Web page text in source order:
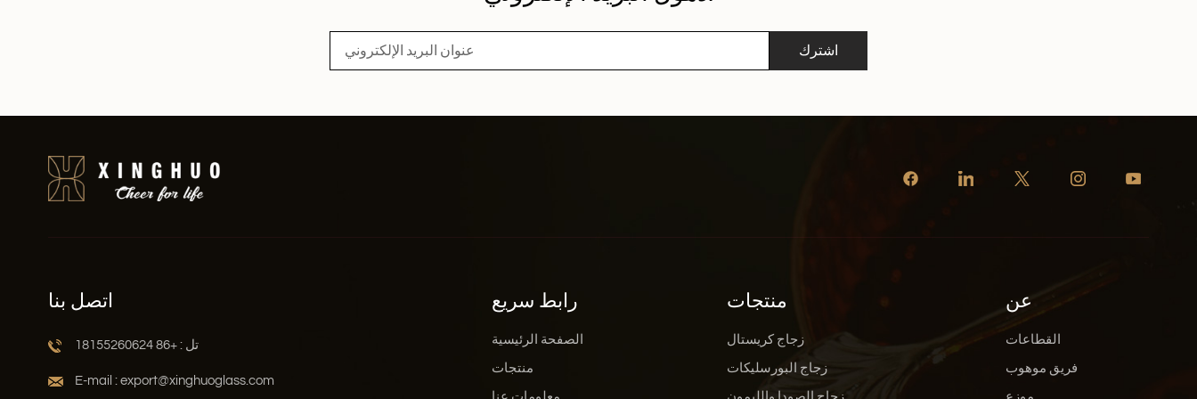
اشترك
اتصل بنا
تل : +86 18155260624
E-mail : export@xinghuoglass.com
رابط سريع
الصفحة الرئيسية
منتجات
منتجات
زجاج كريستال
زجاج البورسليكات
عن
القطاعات
فريق موهوب